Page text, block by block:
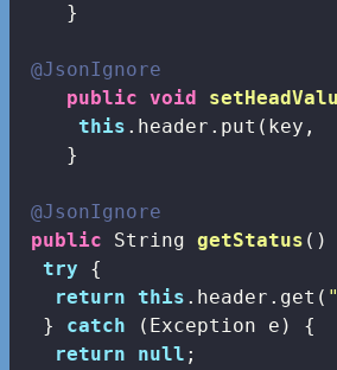
    }
@JsonIgnore
public void
this .header.put(key,
    }
@JsonIgnore
public String getStatus ()
try {
return this .header.get(
  }
catch (Exception e) {
return
null ;